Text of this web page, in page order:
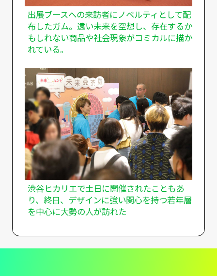
出展ブースへの来訪者にノベルティとして配
布したガム。遠い未来を空想し、存在するか
もしれない商品や社会現象がコミカルに描か
れている。
渋谷ヒカリエで土日に開催されたこともあ
り、終日、デザインに強い関心を持つ若年層
を中心に大勢の人が訪れた